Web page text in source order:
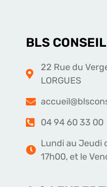
BLS CONSEIL
22 Rue du
LORGUES
04 94 60 33 00
Lundi au Jeudi
17h00, et le